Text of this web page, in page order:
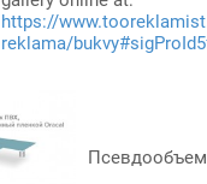
https://
reklama/